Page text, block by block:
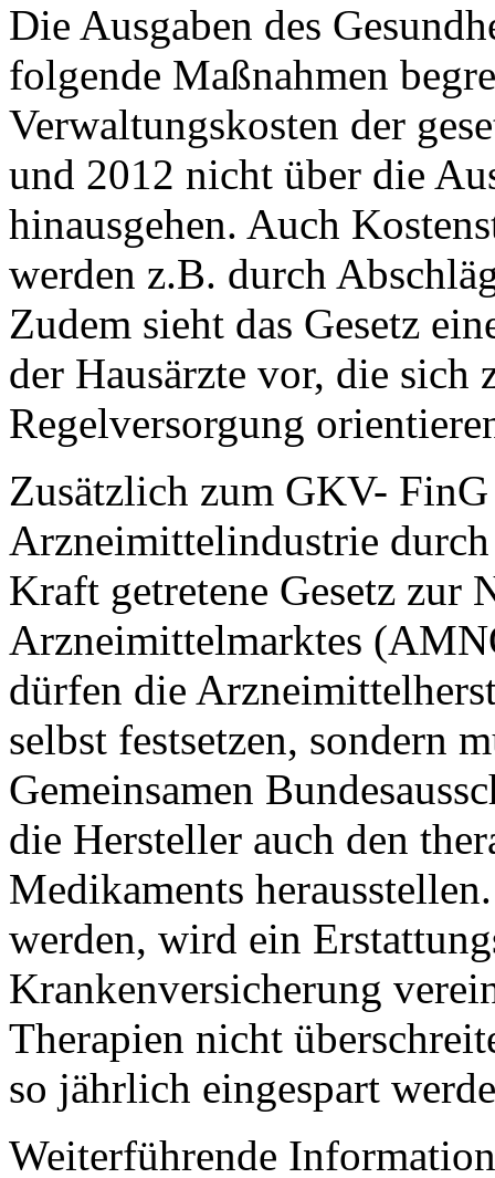
Die Ausgaben des
folgende Maßnahmen
Verwaltungskosten der
und 2012 nicht über die
hinausgehen. Auch
werden z.B. durch
Zudem sieht das Gesetz
der Hausärzte vor, die
Regelversorgung
Zusätzlich zum GKV-
Arzneimittelindustrie
Kraft getretene Gesetz zur
Arzneimittelmarktes
dürfen die
selbst festsetzen, sondern
Gemeinsamen
die Hersteller auch den
Medikaments
werden, wird ein
Krankenversicherung
Therapien nicht
so jährlich eingespart
Weiterführende